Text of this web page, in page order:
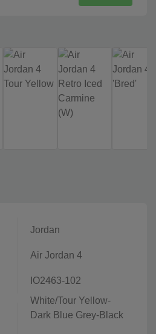
Jordan
Air Jordan 4
IO2463-102
White/Tour Yellow-
Dark Blue Grey-Black